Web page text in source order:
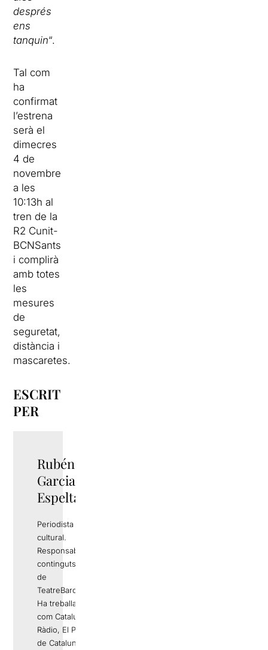
després
ens
tanquin“.
Tal com
ha
confirmat
l’estrena
serà el
dimecres
4 de
novembre
a les
10:13h al
tren de la
R2 Cunit-
BCNSants
i complirà
amb totes
les
mesures
de
seguretat,
distància i
mascaretes.
ESCRIT
PER
Rubén
Garcia
Espelta
Periodista i gestor
cultural.
Responsable de
continguts editorials
de
TeatreBarcelona.com
Ha treballat a mitjans
com Catalunya
Ràdio, El Periódico
de Catalunya, La